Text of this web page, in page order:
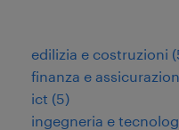
edilizia e costruzioni (
finanza e
ict (5)
ingegneria e